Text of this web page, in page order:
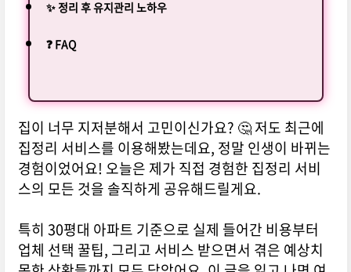
✨ 정리 후 유지관리 노하우
❓ FAQ
집이 너무 지저분해서 고민이신가요? 🤔 저도 최근에
집정리 서비스를 이용해봤는데요, 정말 인생이 바뀌는
경험이었어요! 오늘은 제가 직접 경험한 집정리 서비
스의 모든 것을 솔직하게 공유해드릴게요.
특히 30평대 아파트 기준으로 실제 들어간 비용부터
업체 선택 꿀팁, 그리고 서비스 받으면서 겪은 예상치